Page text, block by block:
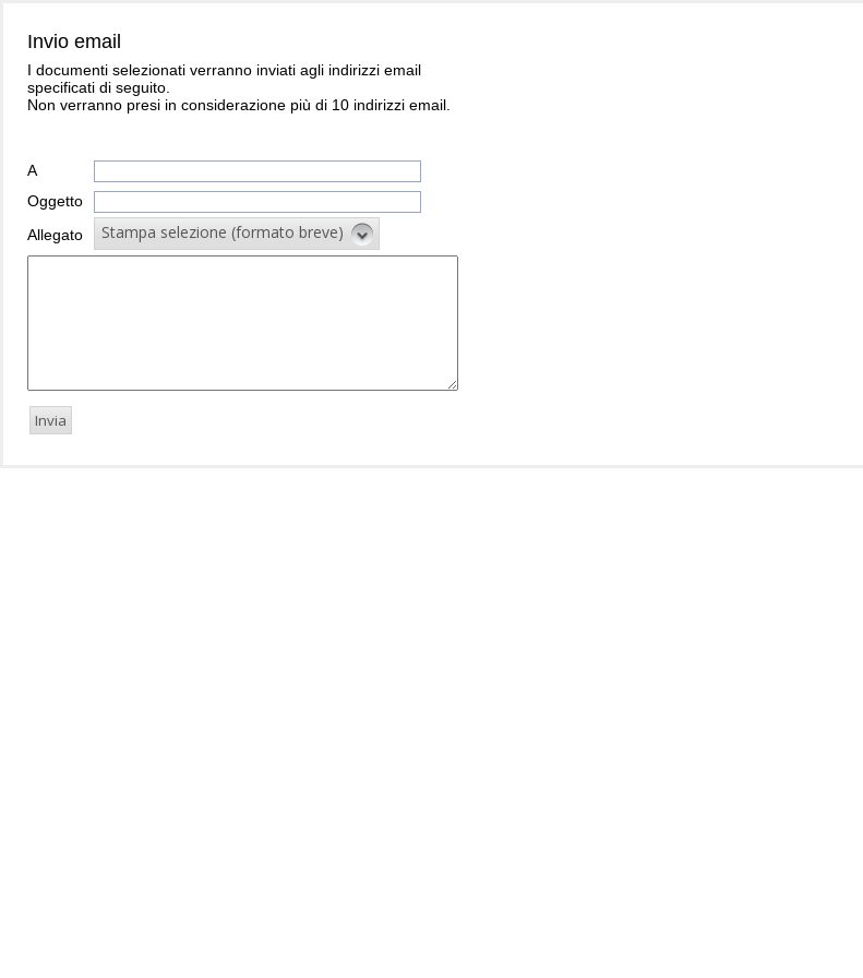
Invio email
I documenti selezionati verranno inviati agli indirizzi email
specificati di seguito.
Non verranno presi in considerazione più di 10 indirizzi email.
A
Oggetto
Allegato
Stampa selezione (formato breve)